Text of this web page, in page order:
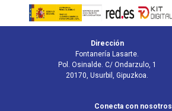
Dirección
Fontanería Lasarte.
Pol. Osinalde. C/ Ondarzulo, 1
20170, Usurbil, Gipuzkoa.
Conecta con nosotros